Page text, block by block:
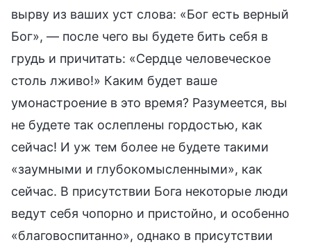
вырву из ваших уст слова: «Бог есть верный
Бог», — после чего вы будете бить себя в
грудь и причитать: «Сердце человеческое
столь лживо!» Каким будет ваше
умонастроение в это время? Разумеется, вы
не будете так ослеплены гордостью, как
сейчас! И уж тем более не будете такими
«заумными и глубокомысленными», как
сейчас. В присутствии Бога некоторые люди
ведут себя чопорно и пристойно, и особенно
«благовоспитанно», однако в присутствии